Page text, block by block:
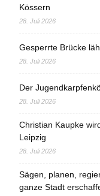
Kössern
28. Juli 2026
Gesperrte Brücke
28. Juli 2026
Der
28. Juli 2026
Christian Kaupke
Leipzig
28. Juli 2026
Sägen, planen,
ganze Stadt